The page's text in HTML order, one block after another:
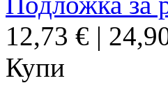
12,73 € |
Купи